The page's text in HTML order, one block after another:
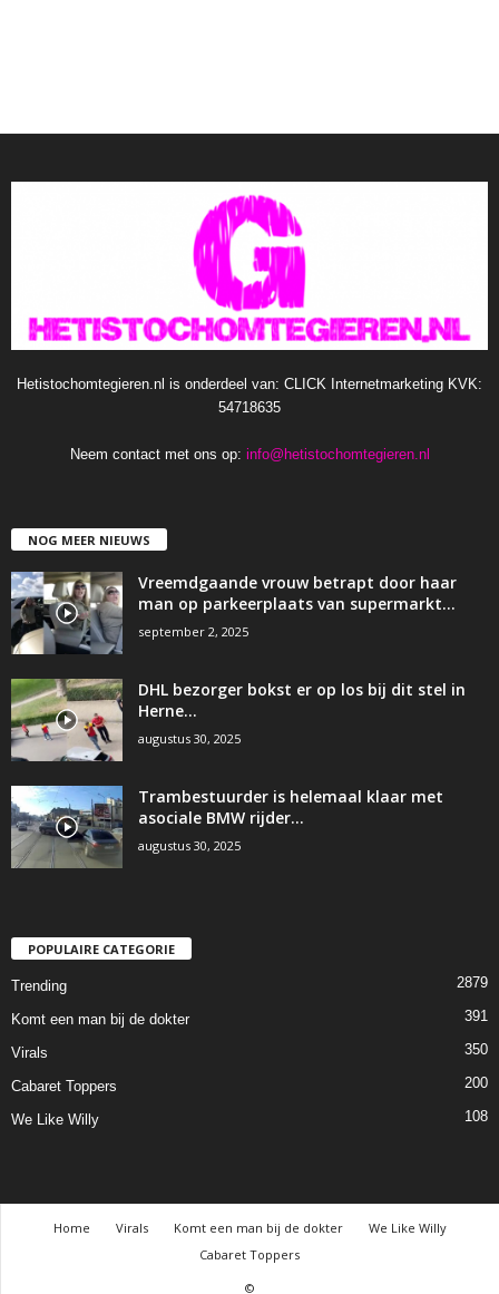
Hetistochomtegieren.nl is onderdeel van: CLICK Internetmarketing KVK:
54718635
Neem contact met ons op: info@hetistochomtegieren.nl
NOG MEER NIEUWS
Vreemdgaande vrouw betrapt door haar
man op parkeerplaats van supermarkt…
september 2, 2025
DHL bezorger bokst er op los bij dit stel in
Herne…
augustus 30, 2025
Trambestuurder is helemaal klaar met
asociale BMW rijder…
augustus 30, 2025
POPULAIRE CATEGORIE
Trending 2879
Komt een man bij de dokter 391
Virals 350
Cabaret Toppers 200
We Like Willy 108
Home Virals Komt een man bij de dokter
We Like Willy
Cabaret Toppers
©